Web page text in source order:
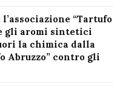
“Tartufo
gli aromi sintetici
la chimica dalla
Abruzzo” contro gli